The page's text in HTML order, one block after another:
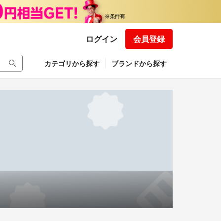
ログイン 会員登録
カテゴリから探す ブランドから探す